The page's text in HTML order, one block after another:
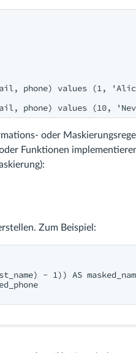
phone) values (1,
phone) values (10,
oder
Funktionen
Zum Beispiel:
- 1)) AS